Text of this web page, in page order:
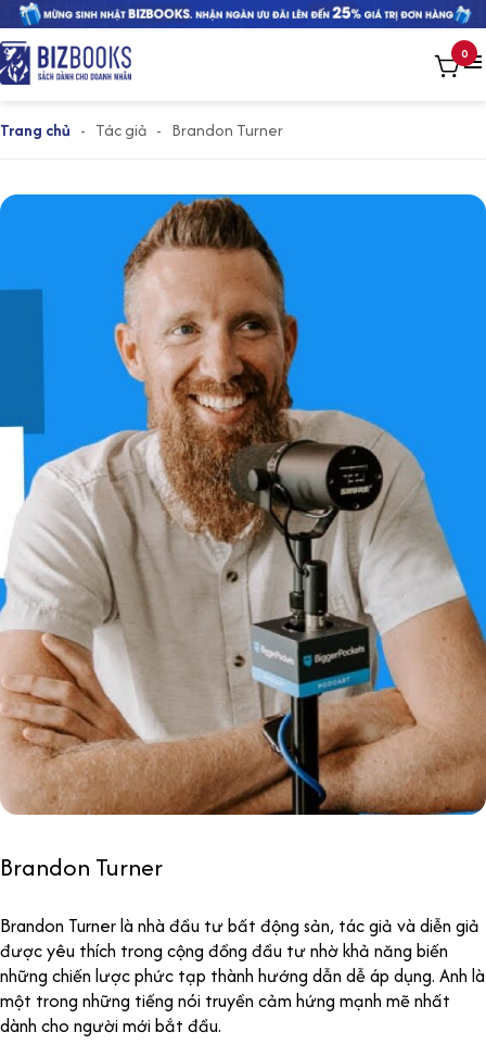
0
Trang chủ - Tác giả - Brandon Turner
Brandon Turner
Brandon Turner là nhà đầu tư bất động sản, tác giả và diễn giả
được yêu thích trong cộng đồng đầu tư nhờ khả năng biến
những chiến lược phức tạp thành hướng dẫn dễ áp dụng. Anh là
một trong những tiếng nói truyền cảm hứng mạnh mẽ nhất
dành cho người mới bắt đầu.